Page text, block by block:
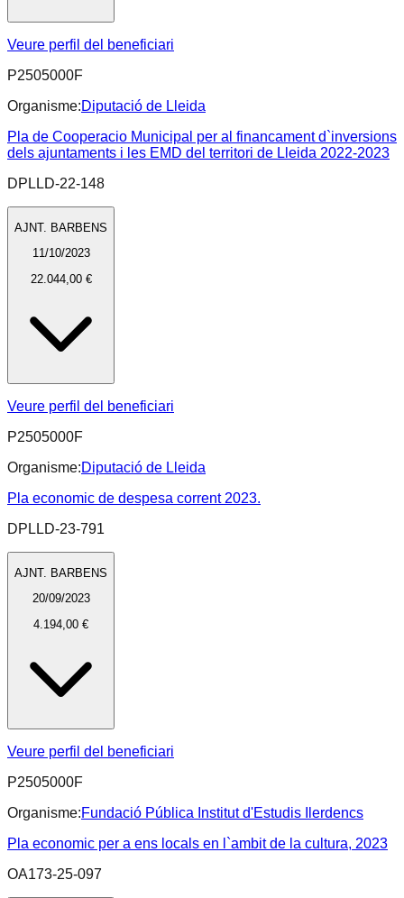
Veure perfil del beneficiari
P2505000F
Organisme:Diputació de Lleida
Pla de Cooperacio Municipal per al financament d`inversions
dels ajuntaments i les EMD del territori de Lleida 2022-2023
DPLLD-22-148
AJNT. BARBENS
11/10/2023
22.044,00 €
Veure perfil del beneficiari
P2505000F
Organisme:Diputació de Lleida
Pla economic de despesa corrent 2023.
DPLLD-23-791
AJNT. BARBENS
20/09/2023
4.194,00 €
Veure perfil del beneficiari
P2505000F
Organisme:Fundació Pública Institut d'Estudis Ilerdencs
Pla economic per a ens locals en l`ambit de la cultura, 2023
OA173-25-097